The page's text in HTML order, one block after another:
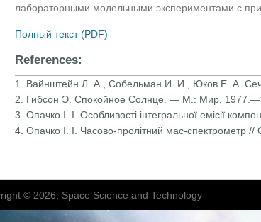
лабораторными модельными экспериментами с
Полный текст (PDF)
References:
1. Вайнштейн Л. А., Собельман И. И., Юков Е. А.
2. Гибсон Э. Спокойное Солнце. — М.: Мир,
3. Опачко І. І. Особливості інтегральної емісії
4. Опачко І. І. Часово-пролітний мас-спектрометр
© 2026, Space Science and Technology